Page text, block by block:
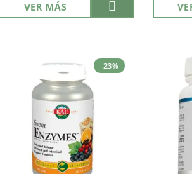
VER MÁS
-23%